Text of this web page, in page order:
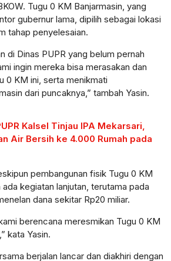
Tugu 0 KM Banjarmasin, yang
gubernur lama, dipilih sebagai lokasi
tahap penyelesaian.
di Dinas PUPR yang belum pernah
ingin mereka bisa merasakan dan
0 KM ini, serta menikmati
dari puncaknya,” tambah Yasin.
Kalsel Tinjau IPA Mekarsari,
Air Bersih ke 4.000 Rumah pada
pembangunan fisik Tugu 0 KM
kegiatan lanjutan, terutama pada
dana sekitar Rp20 miliar.
berencana meresmikan Tugu 0 KM
kata Yasin.
berjalan lancar dan diakhiri dengan